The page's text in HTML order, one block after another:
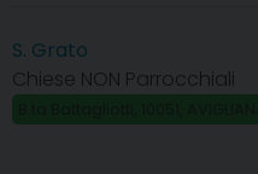
S. Grato
Chiese NON Parrocchiali